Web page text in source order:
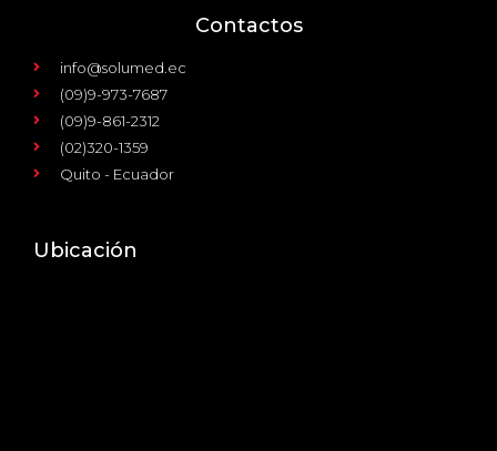
Contactos
info@solumed.ec
(09)9-973-7687
(09)9-861-2312
(02)320-1359
Quito - Ecuador
Ubicación